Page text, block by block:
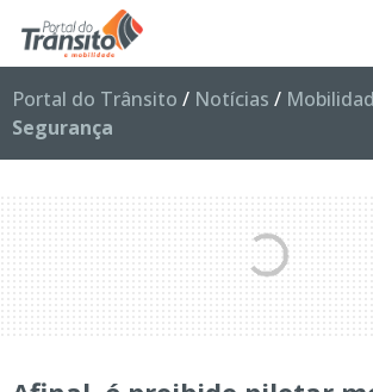
Portal do Trânsito / Notícias /
Segurança